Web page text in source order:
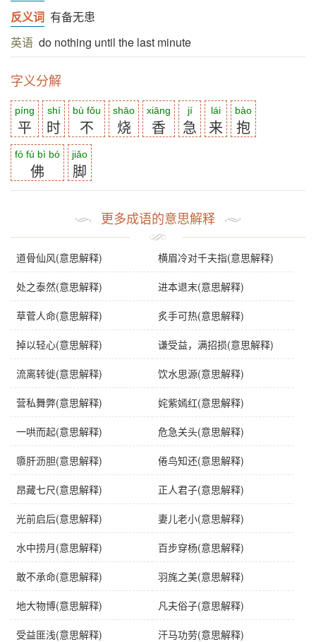
反义词 有备无患
英语 do nothing until the last minute
字义分解
píng
平
shí
时
bù fǒu
不
shāo
烧
xiāng
香
jí
急
lái
来
bào
抱
fó fú bì bó
佛
jiǎo
脚
更多成语的意思解释
道骨仙风(意思解释) 横眉冷对千夫指(意思解释)
处之泰然(意思解释) 进本退末(意思解释)
草菅人命(意思解释) 炙手可热(意思解释)
掉以轻心(意思解释) 谦受益，满招损(意思解释)
流离转徙(意思解释) 饮水思源(意思解释)
营私舞弊(意思解释) 姹紫嫣红(意思解释)
一哄而起(意思解释) 危急关头(意思解释)
隳肝沥胆(意思解释) 倦鸟知还(意思解释)
昂藏七尺(意思解释) 正人君子(意思解释)
光前启后(意思解释) 妻儿老小(意思解释)
水中捞月(意思解释) 百步穿杨(意思解释)
敢不承命(意思解释) 羽旄之美(意思解释)
地大物博(意思解释) 凡夫俗子(意思解释)
受益匪浅(意思解释) 汗马功劳(意思解释)